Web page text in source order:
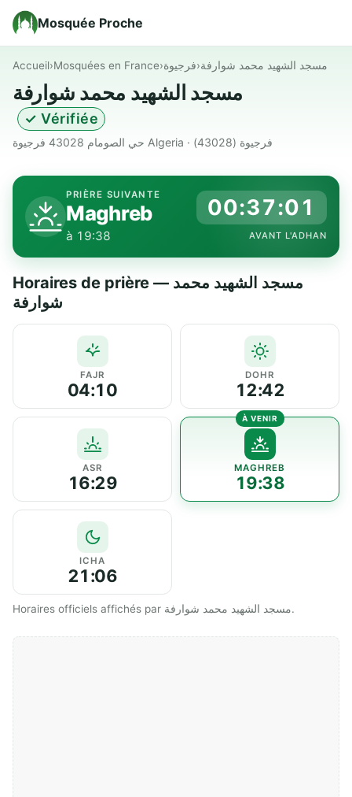
Mosquée Proche
Accueil›Mosquées en France›فرجيوة›مسجد الشهيد محمد شوارفة
مسجد الشهيد محمد شوارفة
✓ Vérifiée
حي الصومام 43028 فرجيوة Algeria · فرجيوة (43028)
PRIÈRE SUIVANTE
Maghreb
à 19:38
00:37:01
AVANT L'ADHAN
Horaires de prière — مسجد الشهيد محمد
شوارفة
FAJR
04:10
DOHR
12:42
ASR
16:29
MAGHREB
19:38
ICHA
21:06
Horaires officiels affichés par مسجد الشهيد محمد شوارفة.